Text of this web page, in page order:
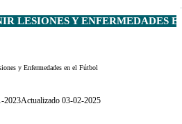
LESIONES Y ENFERMEDADES
y Enfermedades en el Fútbol
2023Actualizado 03-02-2025